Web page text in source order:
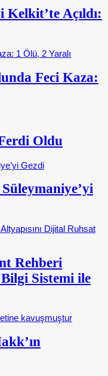
Açıldı:
Feci Kaza:
Oldu
Rehberi
Sistemi ile